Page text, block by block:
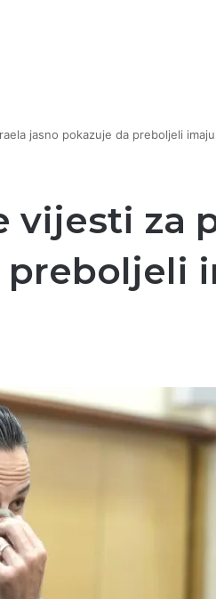
jasno pokazuje da preboljeli
vijesti za
preboljeli